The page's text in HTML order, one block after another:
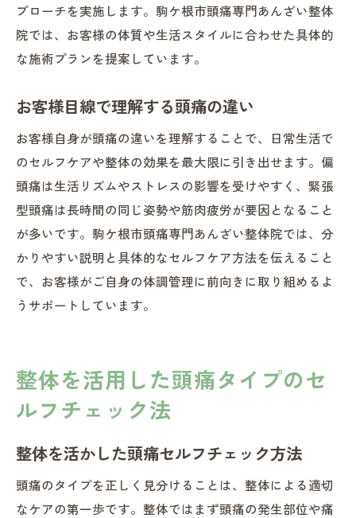
プローチを実施します。駒ケ根市頭痛専門あんざい整体
院では、お客様の体質や生活スタイルに合わせた具体的
な施術プランを提案しています。
お客様目線で理解する頭痛の違い
お客様自身が頭痛の違いを理解することで、日常生活で
のセルフケアや整体の効果を最大限に引き出せます。偏
頭痛は生活リズムやストレスの影響を受けやすく、緊張
型頭痛は長時間の同じ姿勢や筋肉疲労が要因となること
が多いです。駒ケ根市頭痛専門あんざい整体院では、分
かりやすい説明と具体的なセルフケア方法を伝えること
で、お客様がご自身の体調管理に前向きに取り組めるよ
うサポートしています。
整体を活用した頭痛タイプのセ
ルフチェック法
整体を活かした頭痛セルフチェック方法
頭痛のタイプを正しく見分けることは、整体による適切
なケアの第一歩です。整体ではまず頭痛の発生部位や痛